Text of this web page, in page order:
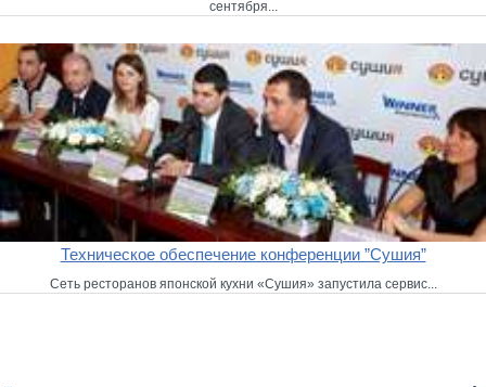
сентября...
Техническое обеспечение конференции ”Сушия”
Сеть ресторанов японской кухни «Сушия» запустила сервис...